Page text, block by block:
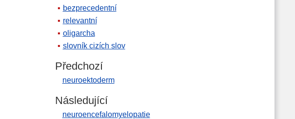
bezprecedentní
relevantní
oligarcha
slovník cizích slov
Předchozí
neuroektoderm
Následující
neuroencefalomyelopatie